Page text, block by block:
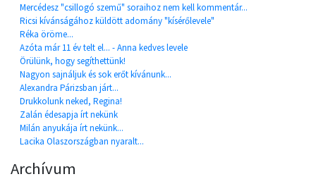
Mercédesz "csillogó szemű" soraihoz nem kell kommentár...
Ricsi kívánságához küldött adomány "kísérőlevele"
Réka öröme...
Azóta már 11 év telt el... - Anna kedves levele
Örülünk, hogy segíthettünk!
Nagyon sajnáljuk és sok erőt kívánunk...
Alexandra Párizsban járt...
Drukkolunk neked, Regina!
Zalán édesapja írt nekünk
Milán anyukája írt nekünk...
Lacika Olaszországban nyaralt...
Archívum